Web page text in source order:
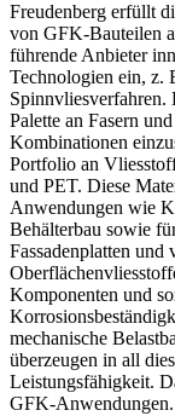
Freudenberg erfüllt
von GFK-Bauteilen
führende Anbieter
Technologien ein, z.
Spinnvliesverfahren.
Palette an Fasern
Kombinationen
Portfolio an
und PET. Diese
Anwendungen wie
Behälterbau sowie
Fassadenplatten und
Komponenten und
mechanische
überzeugen in all
Leistungsfähigkeit.
GFK-Anwendungen.